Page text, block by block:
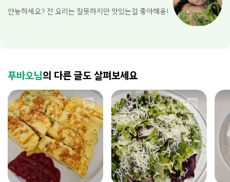
안뇽하세요? 전 요리는 잘못하지만 맛있는걸 좋아해옹!
푸바오님의 다른 글도 살펴보세요